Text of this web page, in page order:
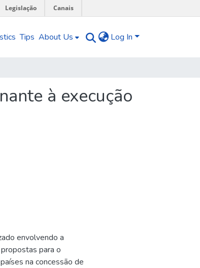
Legislação Canais
Tips About Us Log In
à execução
envolvendo a
para o
na concessão de